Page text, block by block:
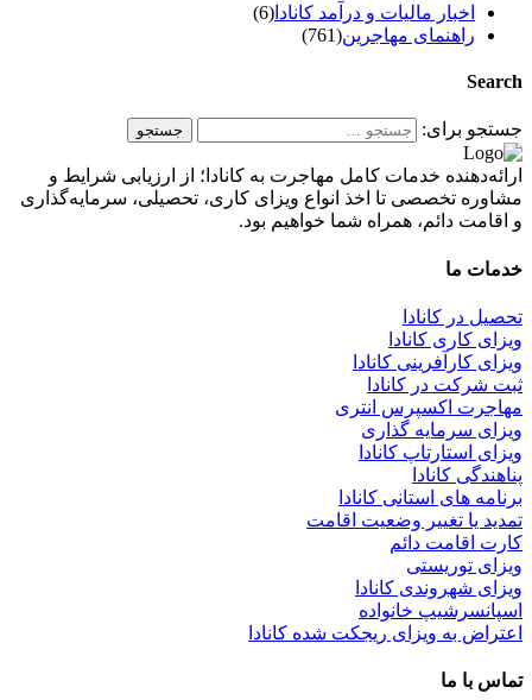
اخبار مالیات و درآمد کانادا (6)
راهنمای مهاجرین(761)
Search
جستجو برای:
ارائه‌دهنده خدمات کامل مهاجرت به کانادا؛ از ارزیابی شرایط و
مشاوره تخصصی تا اخذ انواع ویزای کاری، تحصیلی، سرمایه‌گذاری
و اقامت دائم، همراه شما خواهیم بود.
خدمات ما
تحصیل در کانادا
ویزای کاری کانادا
ویزای کارآفرینی کانادا
ثبت شرکت در کانادا
مهاجرت اکسپرس انتری
ویزای سرمایه گذاری
ویزای استارتاپ کانادا
پناهندگی کانادا
برنامه های استانی کانادا
تمدید یا تغییر وضعیت اقامت
کارت اقامت دائم
ویزای توریستی
ویزای شهروندی کانادا
اسپانسرشیپ خانواده
اعتراض به ویزای ریجکت شده کانادا
تماس با ما